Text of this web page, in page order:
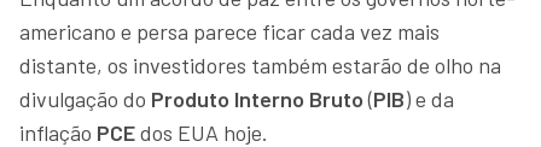
americano e persa parece ficar cada vez mais
distante, os investidores também estarão de olho na
divulgação do Produto Interno Bruto(PIB) e da
inflação PCEdos EUA hoje.